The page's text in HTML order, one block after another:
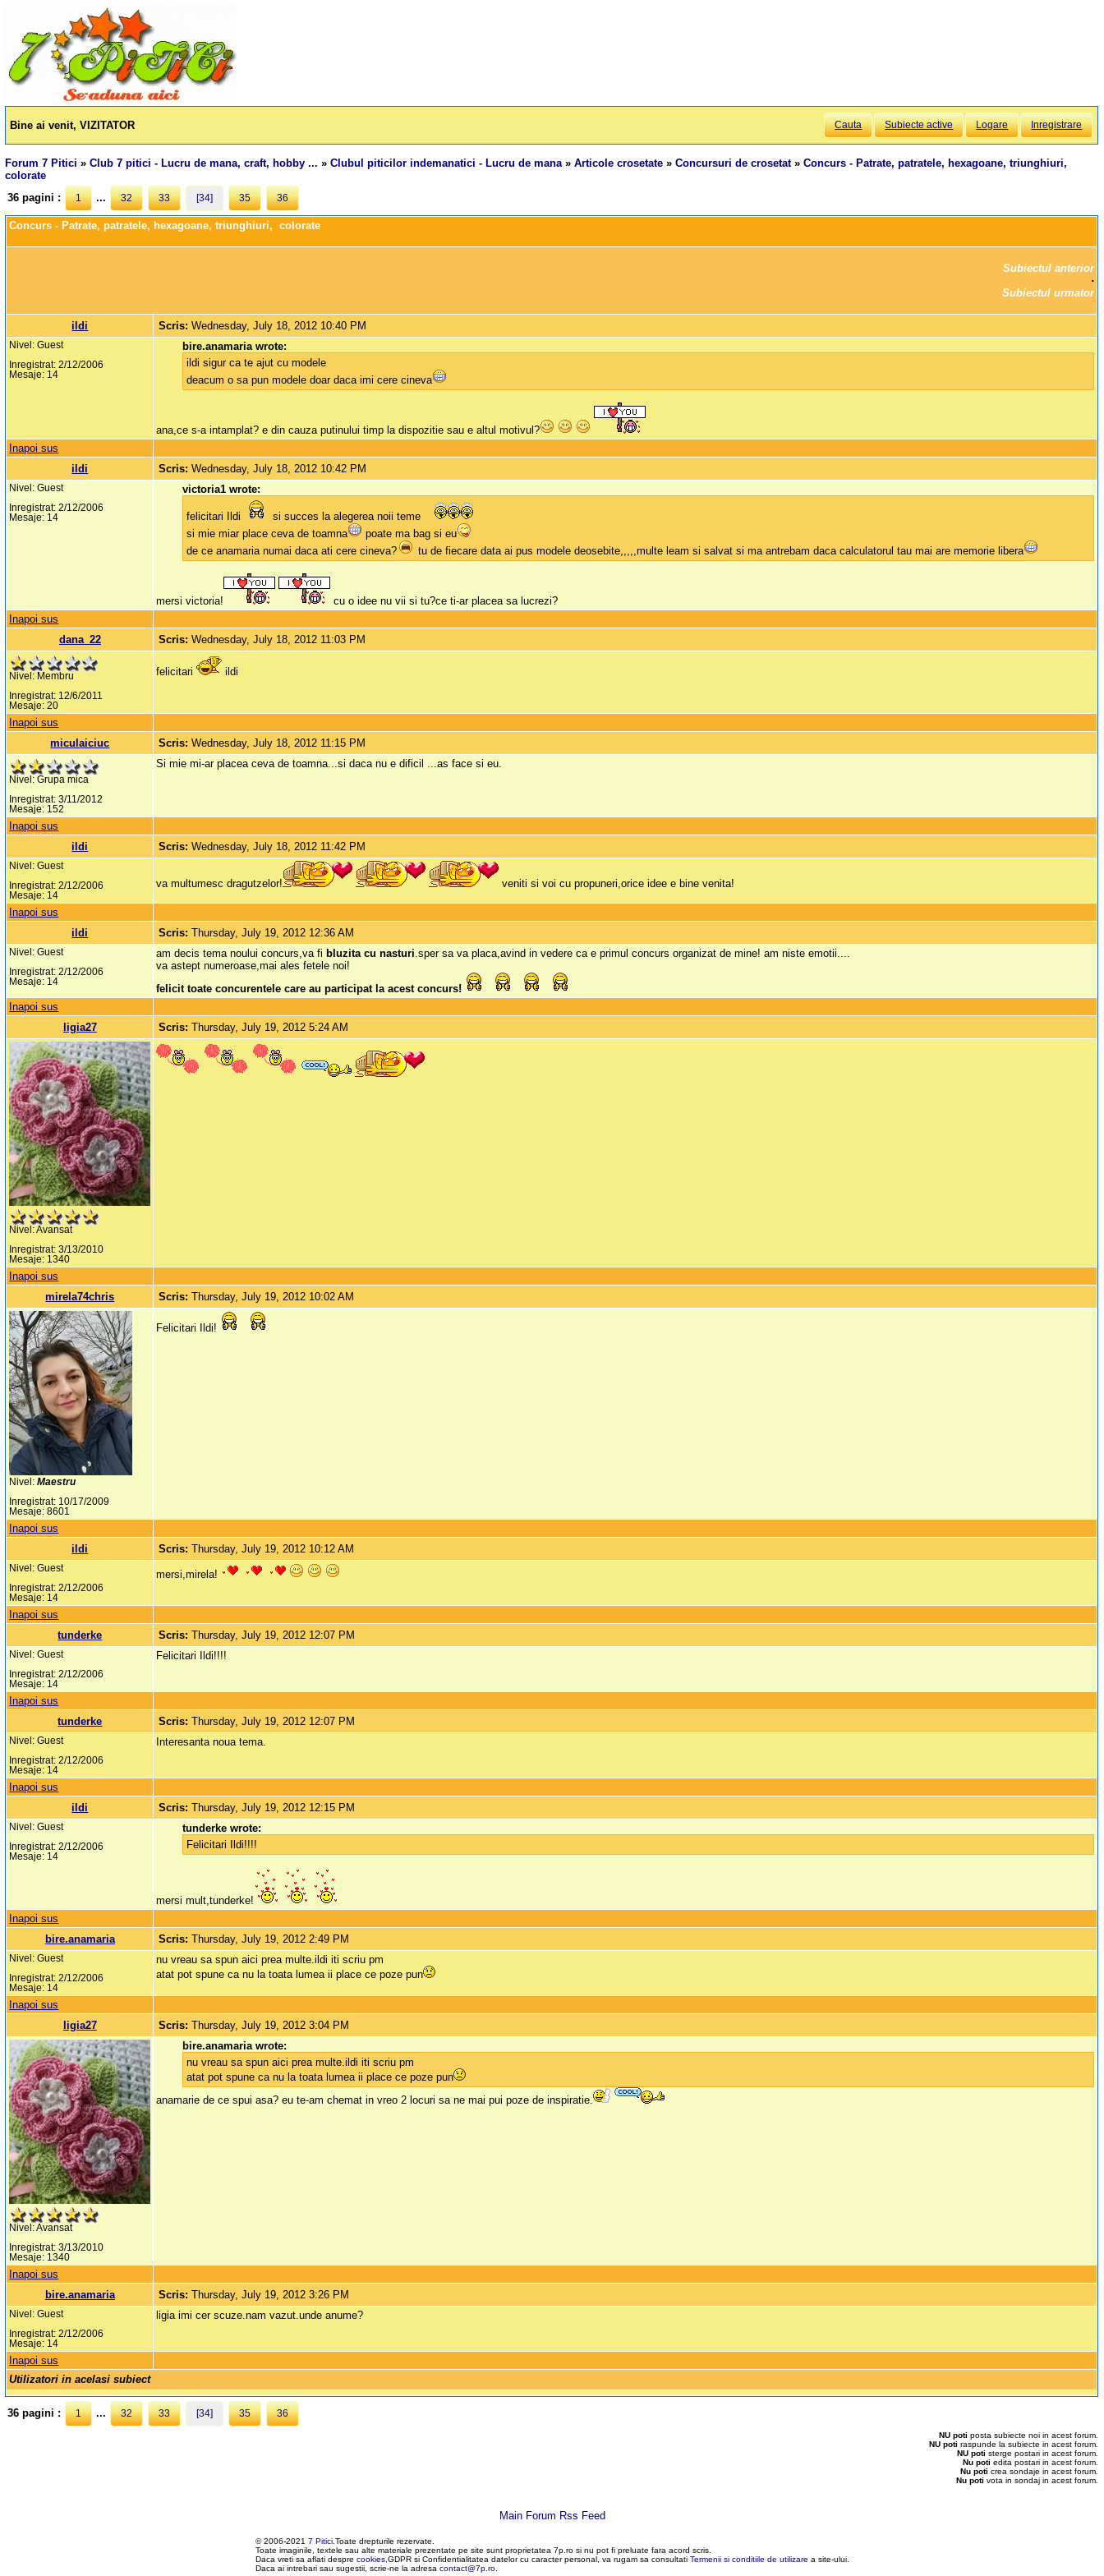
Bine ai venit, VIZITATOR Cauta Subiecte active Logare Inregistrare
Forum 7 Pitici »Club 7 pitici - Lucru de mana, craft, hobby ... »Clubul piticilor indemanatici - Lucru de mana»Articole crosetate »Concursuri de crosetat»Concurs - Patrate, patratele, hexagoane, triunghiuri,
colorate
36 pagini :
1 ... 32 33 [34] 35 36
Concurs - Patrate, patratele, hexagoane, triunghiuri,  colorate
Subiectul anterior
Subiectul urmator
ildi Scris:Wednesday, July 18, 2012 10:40 PM
Nivel: Guest
Inregistrat: 2/12/2006
Mesaje: 14
bire.anamaria wrote:
ildi sigur ca te ajut cu modele
deacum o sa pun modele doar daca imi cere cineva
ana,ce s-a intamplat? e din cauza putinului timp la dispozitie sau e altul motivul?
Inapoi sus
ildi
Scris:Wednesday, July 18, 2012 10:42 PM
Nivel: Guest
Inregistrat: 2/12/2006
Mesaje: 14
victoria1 wrote:
felicitari Ildi
si succes la alegerea noii teme
si mie miar place ceva de toamna
poate ma bag si eu
de ce anamaria numai daca ati cere cineva?
tu de fiecare data ai pus modele deosebite,,,,,multe leam si salvat si ma antrebam daca calculatorul tau mai are memorie libera
mersi victoria!
cu o idee nu vii si tu?ce ti-ar placea sa lucrezi?
Inapoi sus
dana_22
Scris:Wednesday, July 18, 2012 11:03 PM
Nivel: Membru
Inregistrat: 12/6/2011
Mesaje: 20
felicitari ildi
Inapoi sus
miculaiciuc
Scris:Wednesday, July 18, 2012 11:15 PM
Nivel: Grupa mica
Inregistrat: 3/11/2012
Mesaje: 152
Si mie mi-ar placea ceva de toamna...si daca nu e dificil ...as face si eu.
Inapoi sus
ildi
Scris:Wednesday, July 18, 2012 11:42 PM
Nivel: Guest
Inregistrat: 2/12/2006
Mesaje: 14
va multumesc dragutzelor! veniti si voi cu propuneri,orice idee e bine venita!
Inapoi sus
ildi
Scris:Thursday, July 19, 2012 12:36 AM
Nivel: Guest
Inregistrat: 2/12/2006
Mesaje: 14
am decis tema noului concurs,va fi bluzita cu nasturi.sper sa va placa,avind in vedere ca e primul concurs organizat de mine! am niste emotii....
va astept numeroase,mai ales fetele noi!
felicit toate concurentele care au participat la acest concurs!
Inapoi sus
ligia27
Scris:Thursday, July 19, 2012 5:24 AM
Nivel: Avansat
Inregistrat: 3/13/2010
Mesaje: 1340
Inapoi sus
mirela74chris
Scris:Thursday, July 19, 2012 10:02 AM
Nivel:Maestru
Inregistrat: 10/17/2009
Mesaje: 8601
Felicitari Ildi!
Inapoi sus
ildi
Scris:Thursday, July 19, 2012 10:12 AM
Nivel: Guest
Inregistrat: 2/12/2006
Mesaje: 14
mersi,mirela!
Inapoi sus
tunderke
Scris:Thursday, July 19, 2012 12:07 PM
Nivel: Guest
Inregistrat: 2/12/2006
Mesaje: 14
Felicitari Ildi!!!!
Inapoi sus
tunderke
Scris:Thursday, July 19, 2012 12:07 PM
Nivel: Guest
Inregistrat: 2/12/2006
Mesaje: 14
Interesanta noua tema.
Inapoi sus
ildi
Scris:Thursday, July 19, 2012 12:15 PM
Nivel: Guest
Inregistrat: 2/12/2006
Mesaje: 14
tunderke wrote:
Felicitari Ildi!!!!
mersi mult,tunderke!
Inapoi sus
bire.anamaria
Scris:Thursday, July 19, 2012 2:49 PM
Nivel: Guest
Inregistrat: 2/12/2006
Mesaje: 14
nu vreau sa spun aici prea multe.ildi iti scriu pm
atat pot spune ca nu la toata lumea ii place ce poze pun
Inapoi sus
ligia27
Scris:Thursday, July 19, 2012 3:04 PM
Nivel: Avansat
Inregistrat: 3/13/2010
Mesaje: 1340
bire.anamaria wrote:
nu vreau sa spun aici prea multe.ildi iti scriu pm
atat pot spune ca nu la toata lumea ii place ce poze pun
anamarie de ce spui asa? eu te-am chemat in vreo 2 locuri sa ne mai pui poze de inspiratie.
Inapoi sus
bire.anamaria
Scris:Thursday, July 19, 2012 3:26 PM
Nivel: Guest
Inregistrat: 2/12/2006
Mesaje: 14
ligia imi cer scuze.nam vazut.unde anume?
Inapoi sus
Utilizatori in acelasi subiect
36 pagini : 1 ... 32 33 [34] 35 36
NU potiposta subiecte noi in acest forum.
NU potiraspunde la subiecte in acest forum.
NU potisterge postari in acest forum.
Nu potiedita postari in acest forum.
Nu poticrea sondaje in acest forum.
Nu potivota in sondaj in acest forum.
Main Forum Rss Feed
© 2006-2021 7 Pitici.Toate drepturile rezervate.
Toate imaginile, textele sau alte materiale prezentate pe site sunt proprietatea 7p.ro si nu pot fi preluate fara acord scris.
Daca vreti sa aflati despre cookies,GDPR si Confidentialitatea datelor cu caracter personal, va rugam sa consultati Termenii si conditiile de utilizare a site-ului.
Daca ai intrebari sau sugestii, scrie-ne la adresa contact@7p.ro.